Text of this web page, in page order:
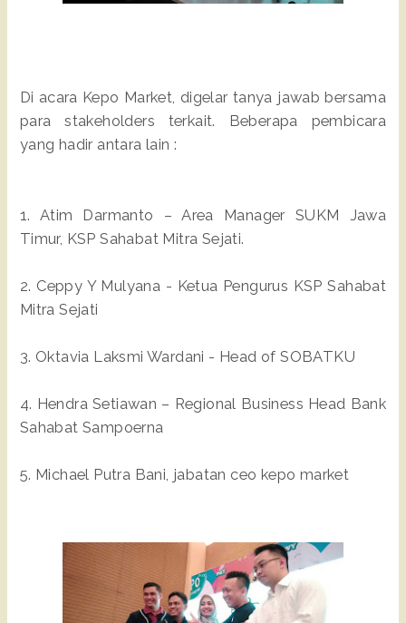
Di acara Kepo Market, digelar tanya jawab bersama
para stakeholders terkait. Beberapa pembicara
yang hadir antara lain :
1. Atim Darmanto – Area Manager SUKM Jawa
Timur, KSP Sahabat Mitra Sejati.
2. Ceppy Y Mulyana - Ketua Pengurus KSP Sahabat
Mitra Sejati
3. Oktavia Laksmi Wardani - Head of SOBATKU
4. Hendra Setiawan – Regional Business Head Bank
Sahabat Sampoerna
5. Michael Putra Bani, jabatan ceo kepo market